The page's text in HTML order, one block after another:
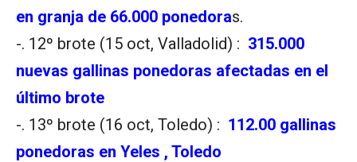
en granja de 66.000 ponedoras.
-. 12º brote (15 oct, Valladolid) : 315.000
nuevas gallinas ponedoras afectadas en el
último brote
-. 13º brote (16 oct, Toledo) : 112.00 gallinas
ponedoras en Yeles , Toledo